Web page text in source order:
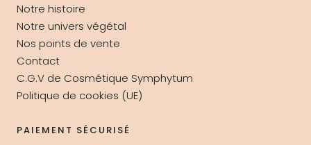
Notre histoire
Notre univers végétal
Nos points de vente
Contact
C.G.V de Cosmétique Symphytum
Politique de cookies (UE)
PAIEMENT SÉCURISÉ